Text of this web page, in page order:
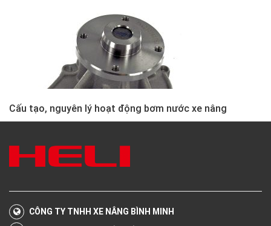
Cấu tạo, nguyên lý hoạt động bơm nước xe nâng
CÔNG TY TNHH XE NÂNG BÌNH MINH